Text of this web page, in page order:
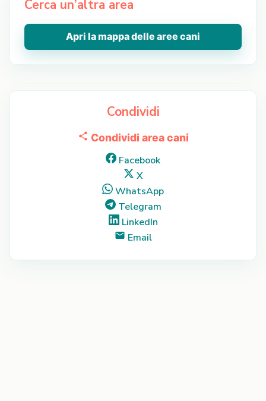
Cerca un’altra area
Apri la mappa delle aree cani
Condividi
Condividi area cani
Facebook
X
WhatsApp
Telegram
LinkedIn
Email